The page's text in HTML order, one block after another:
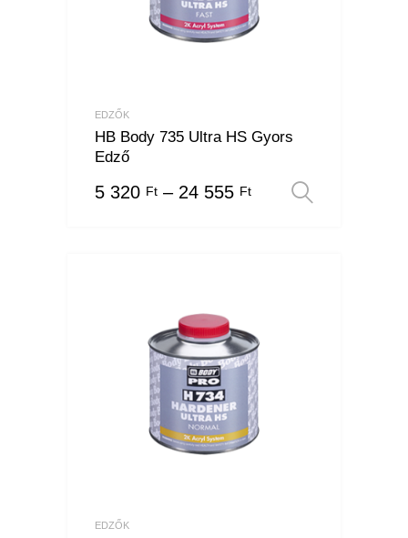
EDZŐK
HB Body 735 Ultra HS Gyors
Edző
5 320 Ft – 24 555 Ft
EDZŐK